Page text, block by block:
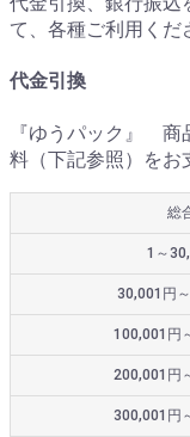
て、各種ご利用くだ
代金引換
『ゆうパック』 商
料（下記参照）をお
総
1～
30,001円
100,001円
200,001円
300,001円